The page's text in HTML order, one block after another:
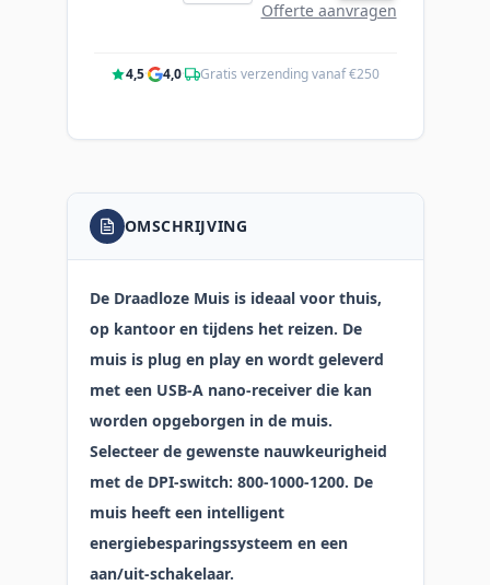
Offerte aanvragen
4,5· 4,0· Gratis verzending vanaf €250
OMSCHRIJVING
De Draadloze Muis is ideaal voor thuis,
op kantoor en tijdens het reizen. De
muis is plug en play en wordt geleverd
met een USB-A nano-receiver die kan
worden opgeborgen in de muis.
Selecteer de gewenste nauwkeurigheid
met de DPI-switch: 800-1000-1200. De
muis heeft een intelligent
energiebesparingssysteem en een
aan/uit-schakelaar.